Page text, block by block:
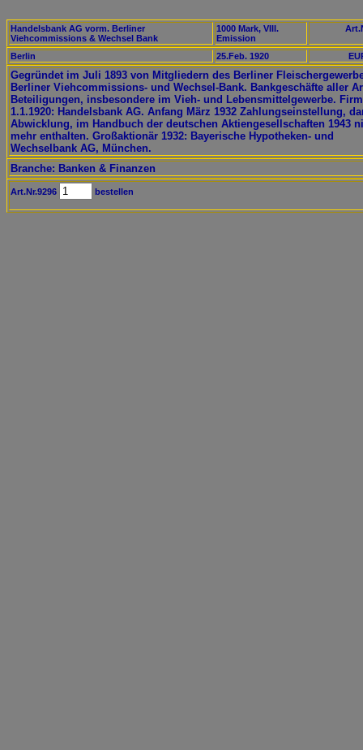
Handelsbank AG vorm. Berliner
Viehcommissions & Wechsel Bank
1000 Mark, VIII.
Emission
Berlin 25.Feb. 1920
Gegründet im Juli 1893 von Mitgliedern des Berliner
Berliner Viehcommissions- und Wechsel-Bank. Bankgeschäfte aller
Beteiligungen, insbesondere im Vieh- und Lebensmittelgewerbe.
1.1.1920: Handelsbank AG. Anfang März 1932 Zahlungseinstellung,
Abwicklung, im Handbuch der deutschen Aktiengesellschaften 1943
mehr enthalten. Großaktionär 1932: Bayerische Hypotheken- und
Wechselbank AG, München.
Branche: Banken & Finanzen
Art.Nr.9296 bestellen